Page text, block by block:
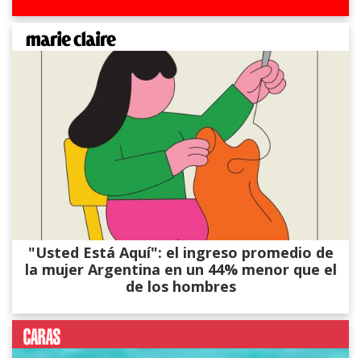
"Usted Está Aquí": el ingreso promedio de
la mujer Argentina en un 44% menor que el
de los hombres